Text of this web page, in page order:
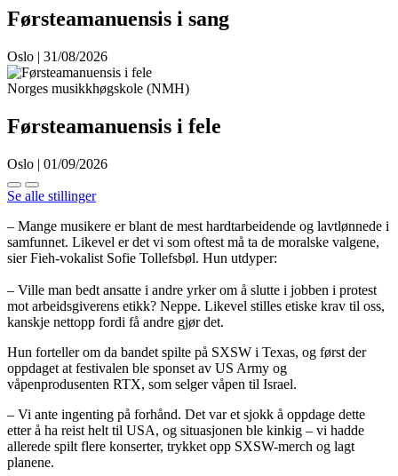
Førsteamanuensis i sang
Oslo | 31/08/2026
Norges musikkhøgskole (NMH)
Førsteamanuensis i fele
Oslo | 01/09/2026
Se alle stillinger
– Mange musikere er blant de mest hardtarbeidende og lavtlønnede i
samfunnet. Likevel er det vi som oftest må ta de moralske valgene,
sier Fieh-vokalist Sofie Tollefsbøl. Hun utdyper:
– Ville man bedt ansatte i andre yrker om å slutte i jobben i protest
mot arbeidsgiverens etikk? Neppe. Likevel stilles etiske krav til oss,
kanskje nettopp fordi få andre gjør det.
Hun forteller om da bandet spilte på SXSW i Texas, og først der
oppdaget at festivalen ble sponset av US Army og
våpenprodusenten RTX, som selger våpen til Israel.
– Vi ante ingenting på forhånd. Det var et sjokk å oppdage dette
etter å ha reist helt til USA, og situasjonen ble kinkig – vi hadde
allerede spilt flere konserter, trykket opp SXSW-merch og lagt
planene.